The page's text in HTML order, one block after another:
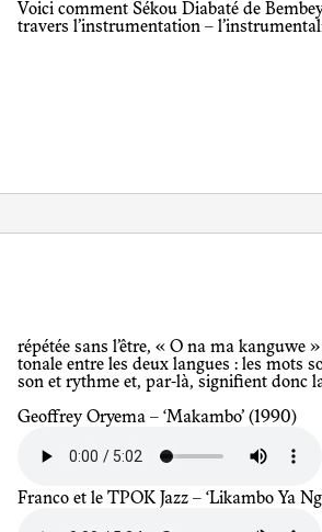
Voici comment Sékou Diabaté de Bembeya théorise la révolution guinéenne à
travers l’instrumentation –
répétée sans l’être, « O na ma kanguwe » (On est mal), révèle une proximité
tonale entre les deux langues : les mots
son et rythme et, par-là, signifient donc
Geoffrey Oryema – ‘Makambo’ (1990)
Franco et le TPOK Jazz – ‘Likambo Ya